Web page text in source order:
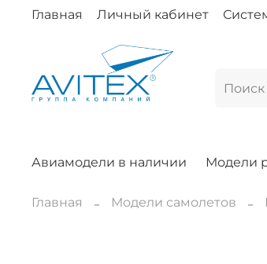
Главная Личный кабинет
Авиамодели в наличии Модели
Главная Модели самолетов